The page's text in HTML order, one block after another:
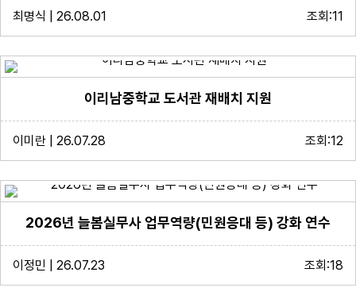
최명식 | 26.08.01 조회:11
이리남중학교 도서관 재배치 지원
이미란 | 26.07.28 조회:12
2026년 늘봄실무사 업무역량(민원응대 등) 강화 연수
이정민 | 26.07.23 조회:18